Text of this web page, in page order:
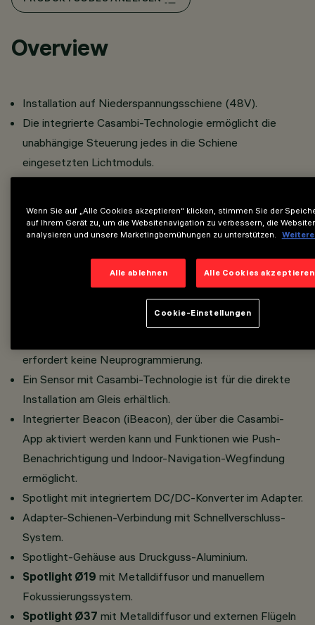
Overview
Installation auf Niederspannungsschiene (48V).
Die integrierte Casambi-Technologie ermöglicht die
unabhängige Steuerung jedes in die Schiene
eingesetzten Lichtmoduls.
Das Gerät kann über die Casambi App gesteuert werden,
ermöglicht.
Die App ist imApp Storeund imGoogle Play Store
integriert werden, was die Verwaltung mehrerer Geräte
erfordert keine Neuprogrammierung.
Ein Sensor mit Casambi-Technologie ist für die direkte
Installation am Gleis erhältlich.
Integrierter Beacon (iBeacon), der über die Casambi-
App aktiviert werden kann und Funktionen wie Push-
Benachrichtigung und Indoor-Navigation-Wegfindung
ermöglicht.
Spotlight mit integriertem DC/DC-Konverter im Adapter.
Adapter-Schienen-Verbindung mit Schnellverschluss-
System.
Spotlight-Gehäuse aus Druckguss-Aluminium.
Spotlight Ø19 mit Metalldiffusor und manuellem
Fokussierungssystem.
Spotlight Ø37 mit Metalldiffusor und externen Flügeln
Wenn Sie auf „Alle Cookies akzeptieren“ klicken, stimmen Sie der
auf Ihrem Gerät zu, um die Websitenavigation zu verbessern, die
analysieren und unsere Marketingbemühungen zu unterstützen.
Alle ablehnen Alle Cookies akzeptieren
Cookie-Einstellungen